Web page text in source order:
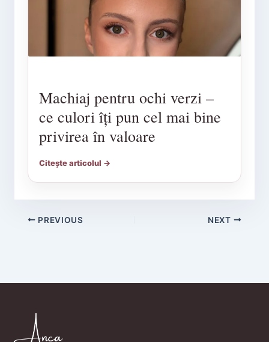
Machiaj pentru ochi verzi –
ce culori îți pun cel mai bine
privirea în valoare
Citește articolul →
PREVIOUS NEXT